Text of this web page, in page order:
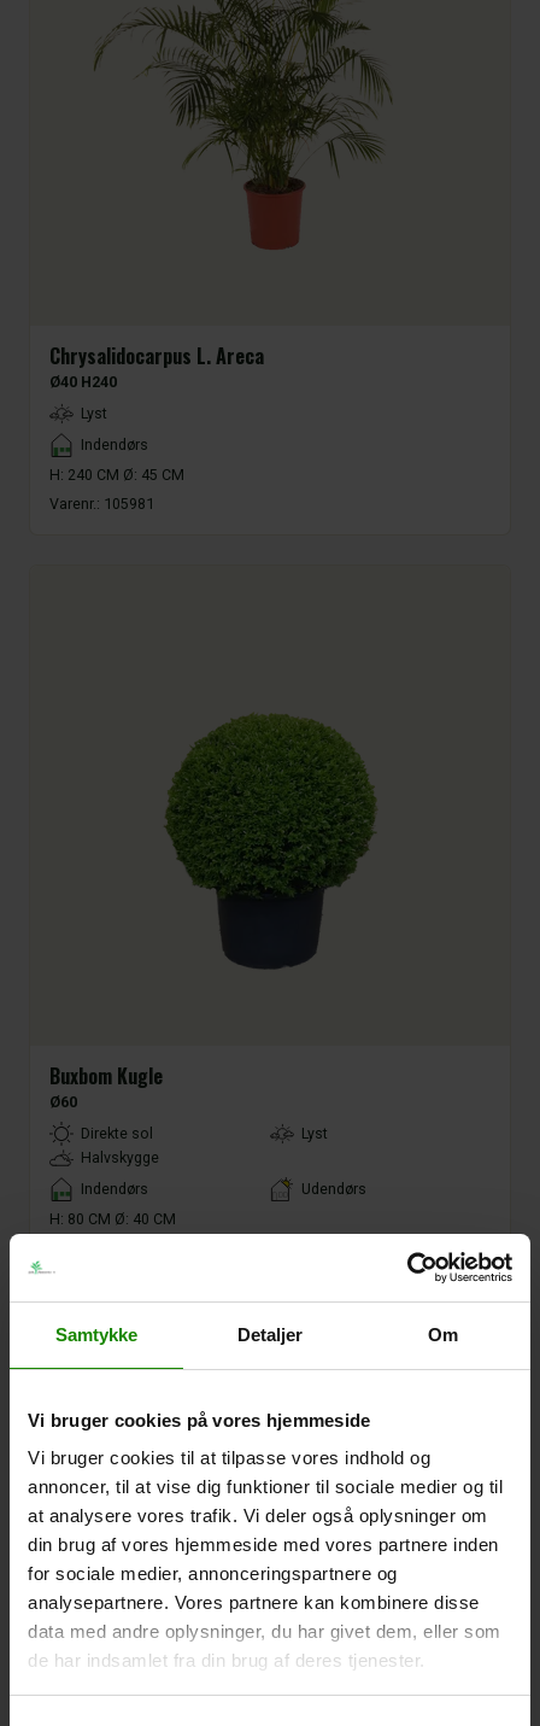
Samtykke Detaljer Om
Vi bruger cookies på vores hjemmeside
Vi bruger cookies til at tilpasse vores indhold og
annoncer, til at vise dig funktioner til sociale medier og til
at analysere vores trafik. Vi deler også oplysninger om
din brug af vores hjemmeside med vores partnere inden
for sociale medier, annonceringspartnere og
analysepartnere. Vores partnere kan kombinere disse
data med andre oplysninger, du har givet dem, eller som
de har indsamlet fra din brug af deres tjenester.
Chrysalidocarpus L. Areca
Ø40 H240
LightType
Lyst
Placement
Indendørs
H: 240 CM Ø: 45 CM
Varenr.: 105981
Buxbom Kugle
Ø60
LightTypeDirekte sol
Lyst
Halvskygge
Placement
Indendørs
Udendørs
H: 80 CM Ø: 40 CM